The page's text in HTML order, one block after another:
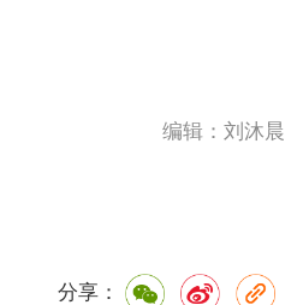
编辑：刘沐晨
分享：